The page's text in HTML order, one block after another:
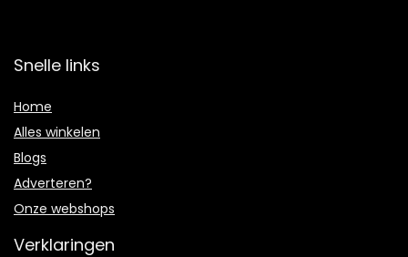
Snelle links
Home
Alles winkelen
Blogs
Adverteren?
Onze webshops
Verklaringen